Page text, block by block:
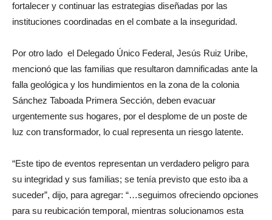
fortalecer y continuar las estrategias diseñadas por las
instituciones coordinadas en el combate a la inseguridad.
Por otro lado el Delegado Único Federal, Jesús Ruiz Uribe,
mencionó que las familias que resultaron damnificadas ante la
falla geológica y los hundimientos en la zona de la colonia
Sánchez Taboada Primera Sección, deben evacuar
urgentemente sus hogares, por el desplome de un poste de
luz con transformador, lo cual representa un riesgo latente.
“Este tipo de eventos representan un verdadero peligro para
su integridad y sus familias; se tenía previsto que esto iba a
suceder”, dijo, para agregar: “…seguimos ofreciendo opciones
para su reubicación temporal, mientras solucionamos esta